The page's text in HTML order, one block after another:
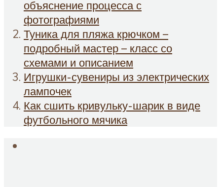
объяснение процесса с
фотографиями
Туника для пляжа крючком­­­­­­ ­–
подробный мастер – класс со
схемами и описанием
Игрушки-сувениры из электрических
лампочек
Как сшить кривульку-шарик в виде
футбольного мячика